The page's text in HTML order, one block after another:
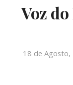
Voz
18 de Agosto,